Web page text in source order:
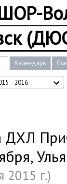
Календарь
ДХЛ
2015 г.)